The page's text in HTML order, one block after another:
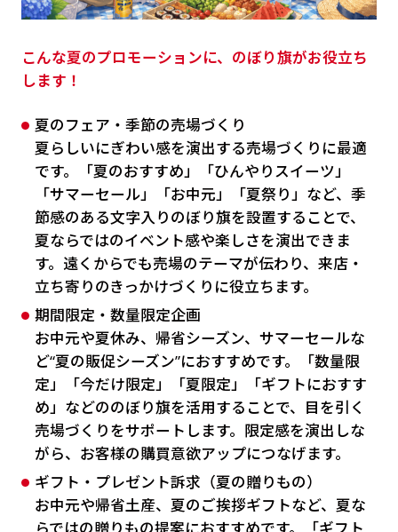
こんな夏のプロモーションに、のぼり旗がお役立ち
します！
夏のフェア・季節の売場づくり
夏らしいにぎわい感を演出する売場づくりに最適
です。「夏のおすすめ」「ひんやりスイーツ」
「サマーセール」「お中元」「夏祭り」など、季
節感のある文字入りのぼり旗を設置することで、
夏ならではのイベント感や楽しさを演出できま
す。遠くからでも売場のテーマが伝わり、来店・
立ち寄りのきっかけづくりに役立ちます。
期間限定・数量限定企画
お中元や夏休み、帰省シーズン、サマーセールな
ど“夏の販促シーズン”におすすめです。「数量限
定」「今だけ限定」「夏限定」「ギフトにおすす
め」などののぼり旗を活用することで、目を引く
売場づくりをサポートします。限定感を演出しな
がら、お客様の購買意欲アップにつなげます。
ギフト・プレゼント訴求（夏の贈りもの）
お中元や帰省土産、夏のご挨拶ギフトなど、夏な